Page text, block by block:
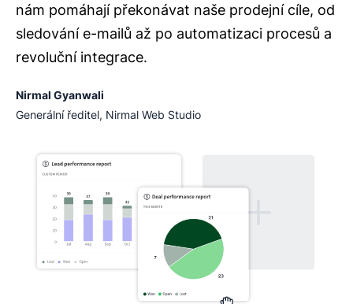
nám pomáhají překonávat naše prodejní cíle, od
sledování e-mailů až po automatizaci procesů a
revoluční integrace.
Nirmal Gyanwali
Generální ředitel, Nirmal Web Studio